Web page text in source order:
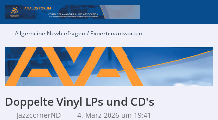
Allgemeine Newbiefragen / Expertenantworten
Doppelte Vinyl LPs und CD's
JazzcornerND 4. März 2026 um 19:41